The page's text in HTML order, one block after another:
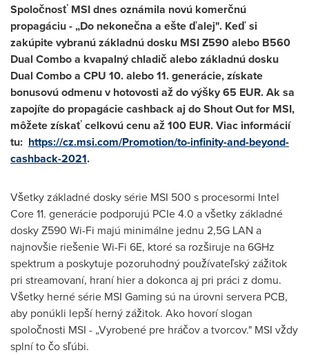
Spoločnosť MSI dnes oznámila novú komerčnú
propagáciu - „Do nekonečna a ešte ďalej". Keď si
zakúpite vybranú základnú dosku MSI Z590 alebo B560
Dual Combo a kvapalný chladič alebo základnú dosku
Dual Combo a CPU 10. alebo 11. generácie, získate
bonusovú odmenu v hotovosti až do výšky65 EUR. Ak sa
zapojíte do propagácie cashback aj do Shout Out for MSI,
môžete získať celkovú cenu až100 EUR. Viac informácií
tu: https://cz.msi.com/Promotion/to-infinity-and-beyond-
cashback-2021.
Všetky základné dosky série MSI 500 s procesormi Intel
Core 11. generácie podporujú PCIe 4.0 a všetky základné
dosky Z590 Wi-Fi majú minimálne jednu 2,5G LAN a
najnovšie riešenie Wi-Fi 6E, ktoré sa rozširuje na 6GHz
spektrum a poskytuje pozoruhodný používateľský zážitok
pri streamovaní, hraní hier a dokonca aj pri práci z domu.
Všetky herné série MSI Gaming sú na úrovni servera PCB,
aby ponúkli lepší herný zážitok. Ako hovorí slogan
spoločnosti MSI - „Vyrobené pre hráčov a tvorcov." MSI vždy
splní to čo sľúbi.